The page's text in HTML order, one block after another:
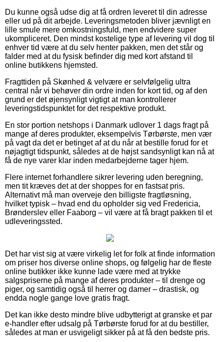
Du kunne også udse dig at få ordren leveret til din adresse
eller ud på dit arbejde. Leveringsmetoden bliver jævnligt en
lille smule mere omkostningsfuld, men endvidere super
ukompliceret. Den mindst kostelige type af levering vil dog til
enhver tid være at du selv henter pakken, men det står og
falder med at du fysisk befinder dig med kort afstand til
online butikkens hjemsted.
Fragttiden på Skønhed & velvære er selvfølgelig ultra
central når vi behøver din ordre inden for kort tid, og af den
grund er det øjensynligt vigtigt at man kontrollerer
leveringstidspunktet for det respektive produkt.
En stor portion netshops i Danmark udlover 1 dags fragt på
mange af deres produkter, eksempelvis Tørbørste, men vær
på vagt da det er betinget af at du når at bestille forud for et
nøjagtigt tidspunkt, således at de højst sandsynligt kan nå at
få de nye varer klar inden medarbejderne tager hjem.
Flere internet forhandlere sikrer levering uden beregning,
men tit kræves det at der shoppes for en fastsat pris.
Alternativt må man overveje den billigste fragtløsning,
hvilket typisk – hvad end du opholder sig ved Fredericia,
Brønderslev eller Faaborg – vil være at få bragt pakken til et
udleveringssted.
Det har vist sig at være virkelig let for folk at finde information
om priser hos diverse online shops, og følgelig har de fleste
online butikker ikke kunne lade være med at trykke
salgspriserne på mange af deres produkter – til drenge og
piger, og samtidig også til herrer og damer – drastisk, og
endda nogle gange love gratis fragt.
Det kan ikke desto mindre blive udbytterigt at granske et par
e-handler efter udsalg på Tørbørste forud for at du bestiller,
således at man er usvigeligt sikker på at få den bedste pris.